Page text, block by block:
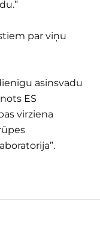
par viņu
asinsvadu
ES
virziena